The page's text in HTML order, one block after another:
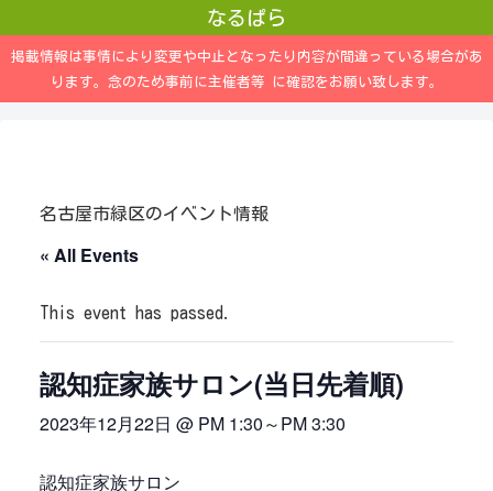
なるぱら
掲載情報は事情により変更や中止となったり内容が間違っている場合があ
ります。念のため事前に主催者等 に確認をお願い致します。
名古屋市緑区のイベント情報
« All Events
This event has passed.
認知症家族サロン(当日先着順)
2023年12月22日 @ PM 1:30～PM 3:30
認知症家族サロン